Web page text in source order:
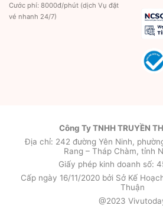
Cước phí: 8000đ/phút (dịch Vụ đặt
vé nhanh 24/7)
Công Ty TNHH TRUYỀN
Địa chỉ: 242 đường Yên Ninh,
Rang – Tháp Chàm, tỉnh
Giấy phép kinh doanh số:
Cấp ngày 16/11/2020 bởi Sở Kế
Thuận
@2023